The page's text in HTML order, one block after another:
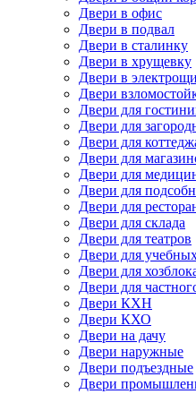
Двери в офис
Двери в подвал
Двери в сталинку
Двери в хрущевку
Двери в
Двери
Двери для
Двери для
Двери для
Двери для
Двери для
Двери для
Двери для
Двери для склада
Двери для театров
Двери для
Двери для
Двери для
Двери КХН
Двери КХО
Двери на дачу
Двери наружные
Двери подъездные
Двери